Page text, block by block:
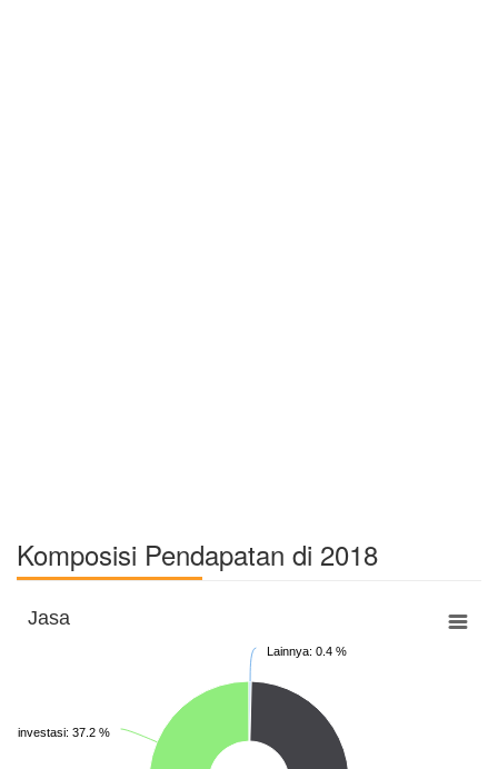
Komposisi Pendapatan di 2018
Jasa
Lainnya: 0.4 %
investasi: 37.2 %